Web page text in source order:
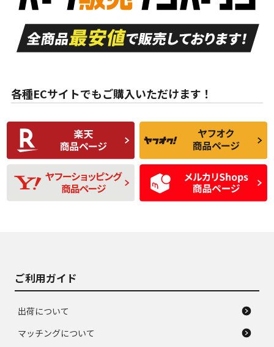
A
走行距離も少なく、
目立つ傷もほとんど
ない中古品
A
走行距離も少なく、
非常に状態の良い中
古品
な中古品
んどない中古品
C
比較的きれいな中古
品
C
られるが、使用に問
題のない中古品
D
使用感や目立つ傷が
あり、一般的な中古
品
D
残り溝も少なく、偏
磨耗がみられ、短期
間使用できるくらい
の中古品
各種ECサイトでもご購入いただけます！
ご利用ガイド
出荷について
マッチングについて